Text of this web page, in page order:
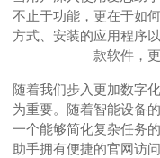
不止于功能，更在于如
方式、安装的应用程序
款软件，
随着我们步入更加数字
为重要。随着智能设备
一个能够简化复杂任务
助手拥有便捷的官网访